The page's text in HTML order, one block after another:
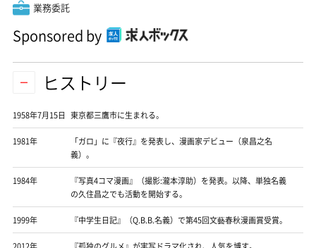
業務委託
Sponsored by
ヒストリー
1958年7月15日 東京都三鷹市に生まれる。
1981年
「ガロ」に『夜行』を発表し、漫画家デビュー（泉昌之名
義）。
1984年
『写真4コマ漫画』（撮影:瀧本淳助）を発表。以降、単独名義
の久住昌之でも活動を開始する。
1999年 『中学生日記』（Q.B.B.名義）で第45回文藝春秋漫画賞受賞。